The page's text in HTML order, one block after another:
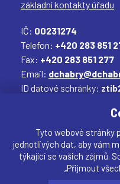
T
základní kontakty úřadu
IČ: 00231274
Telefon: +420 283 851
Fax: +420 283 851 277
Email:
ID datové schránky:
Sdílet
Tyto webové stránky
jednotlivých dat, aby vám
týkající se vašich zájmů.
„Přijmout